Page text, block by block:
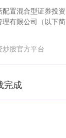
置混合型证券投资
有限公司（以下简
炒股官方平台
完成